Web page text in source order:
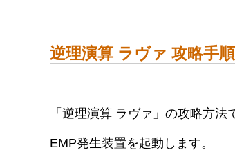
逆理演算 ラヴァ 攻略手順
「逆理演算 ラヴァ」の攻略方法
EMP発生装置を起動します。